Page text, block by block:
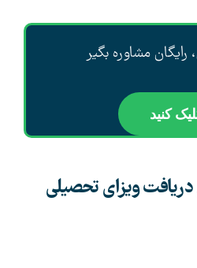
رایگان مشاوره بگیر
کنید
دریافت ویزای تحصیلی